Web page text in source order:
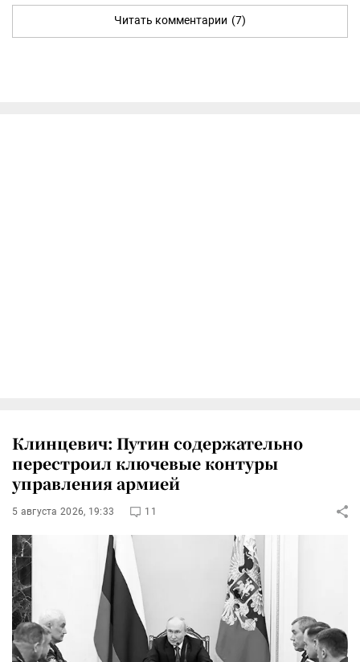
Читать комментарии (7)
Клинцевич: Путин содержательно
перестроил ключевые контуры
управления армией
5 августа 2026, 19:33 11